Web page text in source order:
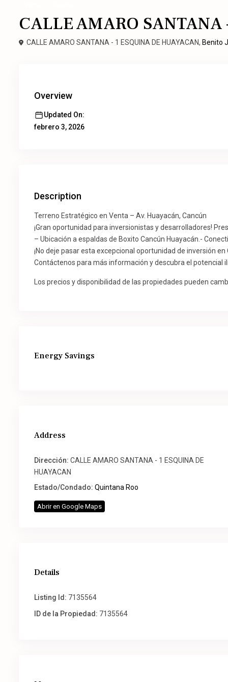
CALLE AMARO SANTANA
CALLE AMARO SANTANA - 1 ESQUINA DE HUAYACAN, Benito
Overview
Updated On:
febrero 3, 2026
Description
Terreno Estratégico en Venta – Av. Huayacán, Cancún
¡Gran oportunidad para inversionistas y desarrolladores!
– Ubicación a espaldas de Boxito Cancún Huayacán.-
¡No deje pasar esta excepcional oportunidad de inversión en
Contáctenos para más información y descubra el potencial
Los precios y disponibilidad de las propiedades pueden
Energy Savings
Address
Dirección: CALLE AMARO SANTANA - 1 ESQUINA DE
HUAYACAN
Estado/Condado: Quintana Roo
Abrir en Google Maps
Details
Listing Id: 7135564
ID de la Propiedad: 7135564